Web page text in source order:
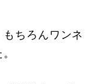
ちろんワンネ